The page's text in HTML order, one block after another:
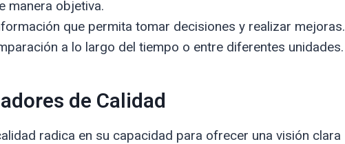
manera objetiva.
que permita tomar decisiones y realizar mejoras.
a lo largo del tiempo o entre diferentes unidades.
de Calidad
radica en su capacidad para ofrecer una visión clara